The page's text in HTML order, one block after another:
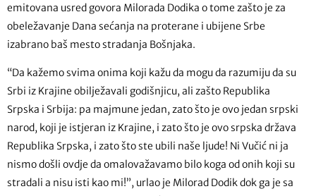
emitovana usred govora Milorada Dodika o tome zašto je za
obeležavanje Dana sećanja na proterane i ubijene Srbe
izabrano baš mesto stradanja Bošnjaka.
“Da kažemo svima onima koji kažu da mogu da razumiju da su
Srbi iz Krajine obilježavali godišnjicu, ali zašto Republika
Srpska i Srbija: pa majmune jedan, zato što je ovo jedan srpski
narod, koji je istjeran iz Krajine, i zato što je ovo srpska država
Republika Srpska, i zato što ste ubili naše ljude! Ni Vučić ni ja
nismo došli ovdje da omalovažavamo bilo koga od onih koji su
stradali a nisu isti kao mi!”, urlao je Milorad Dodik dok ga je sa